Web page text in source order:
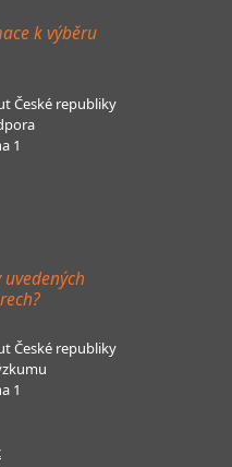
k výběru
České republiky
1
České republiky
1